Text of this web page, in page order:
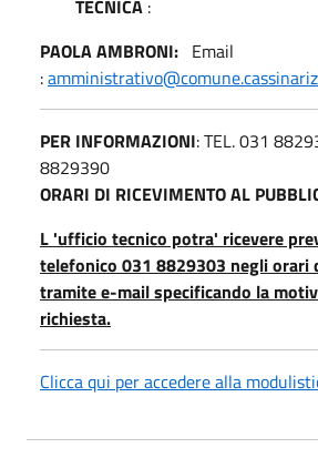
TECNICA :
PAOLA AMBRONI: Email
:
PER INFORMAZIONI: TEL. 031
8829390
ORARI DI RICEVIMENTO AL
L 'ufficio tecnico potra' ricevere
telefonico 031 8829303 negli orari
tramite e-mail specificando la
richiesta.
Clicca qui per accedere alla